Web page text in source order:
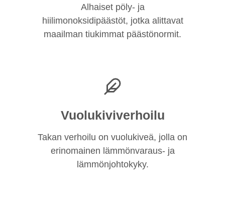
Alhaiset pöly- ja
hiilimonoksidipäästöt, jotka alittavat
maailman tiukimmat päästönormit.
Vuolukiviverhoilu
Takan verhoilu on vuolukiveä, jolla on
erinomainen lämmönvaraus- ja
lämmönjohtokyky.